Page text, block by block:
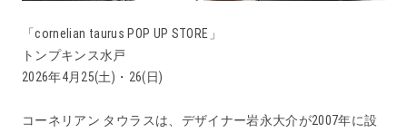
「cornelian taurus POP UP STORE」
トンプキンス水戸
2026年4月25(土)・26(日)
コーネリアン タウラスは、デザイナー岩永大介が2007年に設